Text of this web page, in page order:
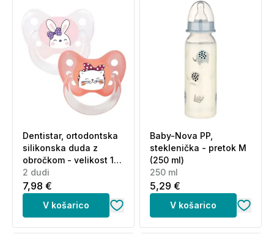
Dentistar, ortodontska
silikonska duda z
obročkom - velikost 1
(2 dudi + higienska
škatlica)
2 dudi
7,98 €
V košarico
Baby-Nova PP,
steklenička - pretok M
(250 ml)
250 ml
5,29 €
V košarico